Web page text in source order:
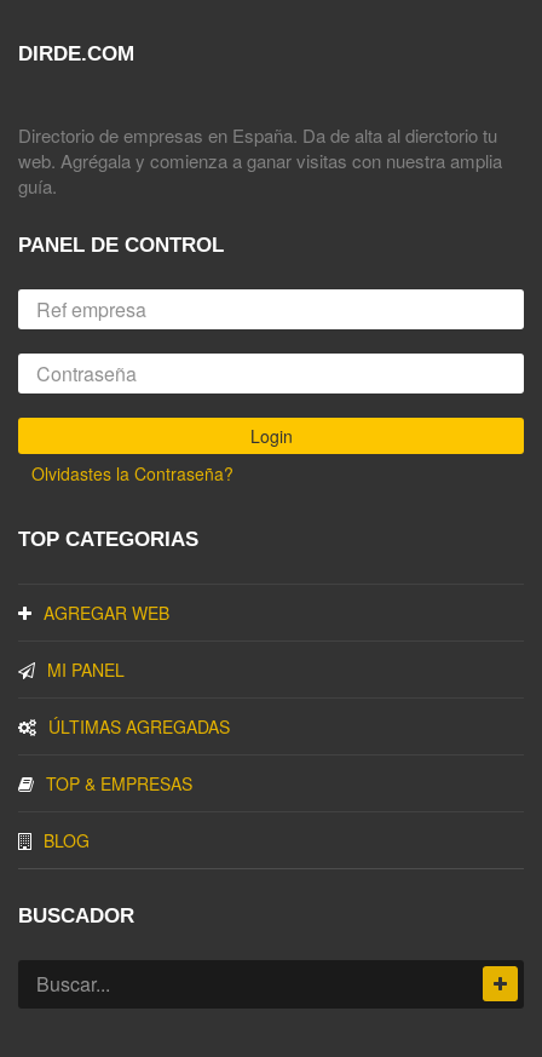
DIRDE.COM
Directorio de empresas en España. Da de alta al dierctorio tu
web. Agrégala y comienza a ganar visitas con nuestra amplia
guía.
PANEL DE CONTROL
Olvidastes la Contraseña?
TOP CATEGORIAS
AGREGAR WEB
MI PANEL
ÚLTIMAS AGREGADAS
TOP & EMPRESAS
BLOG
BUSCADOR